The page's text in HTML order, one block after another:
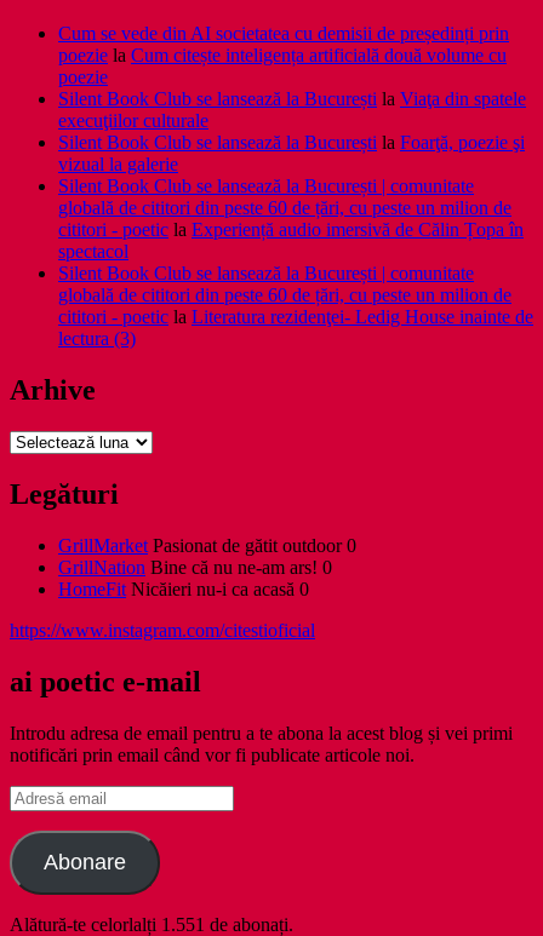
Cum se vede din AI societatea cu demisii de președinți prin
poezie la Cum citește inteligența artificială două volume cu
poezie
Silent Book Club se lansează la București la Viaţa din spatele
execuţiilor culturale
Silent Book Club se lansează la București la Foarţă, poezie şi
vizual la galerie
Silent Book Club se lansează la București | comunitate
globală de cititori din peste 60 de țări, cu peste un milion de
cititori - poetic la Experiență audio imersivă de Călin Țopa în
spectacol
Silent Book Club se lansează la București | comunitate
globală de cititori din peste 60 de țări, cu peste un milion de
cititori - poetic la Literatura rezidenţei- Ledig House inainte de
lectura (3)
Arhive
Arhive
Legături
GrillMarket Pasionat de gătit outdoor 0
GrillNation Bine că nu ne-am ars! 0
HomeFit Nicăieri nu-i ca acasă 0
https://www.instagram.com/citestioficial
ai poetic e-mail
Introdu adresa de email pentru a te abona la acest blog și vei primi
notificări prin email când vor fi publicate articole noi.
Adresă
email
Abonare
Alătură-te celorlalți 1.551 de abonați.